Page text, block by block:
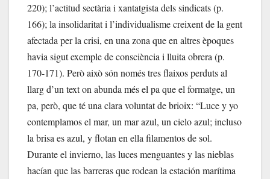
220); l’actitud sectària i xantatgista dels sindicats (p.
166); la insolidaritat i l’individualisme creixent de la gent
afectada per la crisi, en una zona que en altres èpoques
havia sigut exemple de consciència i lluita obrera (p.
170-171). Però això són només tres flaixos perduts al
llarg d’un text on abunda més el pa que el formatge, un
pa, però, que té una clara voluntat de brioix: “Luce y yo
contemplamos el mar, un mar azul, un cielo azul; incluso
la brisa es azul, y flotan en ella filamentos de sol.
Durante el invierno, las luces menguantes y las nieblas
hacían que las barreras que rodean la estación marítima